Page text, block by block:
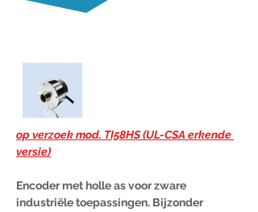
op verzoek mod. TI58HS (UL-CSA erkende
versie)
Encoder met holle as voor zware
industriële toepassingen. Bijzonder